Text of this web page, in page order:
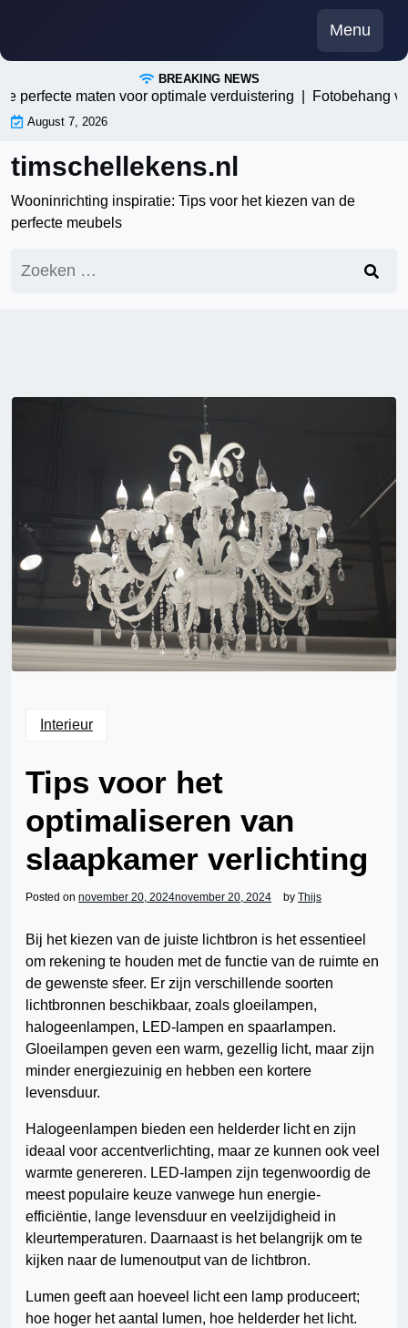
content
Menu
BREAKING NEWS
maten voor optimale verduistering |Fotobehang voor
August 7, 2026
timschellekens.nl
Wooninrichting inspiratie: Tips voor het kiezen van de
perfecte meubels
naar:
Interieur
Tips voor het
optimaliseren van
slaapkamer verlichting
Posted on november 20, 2024november 20, 2024 by Thijs
Bij het kiezen van de juiste lichtbron is het essentieel
om rekening te houden met de functie van de ruimte en
de gewenste sfeer. Er zijn verschillende soorten
lichtbronnen beschikbaar, zoals gloeilampen,
halogeenlampen, LED-lampen en spaarlampen.
Gloeilampen geven een warm, gezellig licht, maar zijn
minder energiezuinig en hebben een kortere
levensduur.
Halogeenlampen bieden een helderder licht en zijn
ideaal voor accentverlichting, maar ze kunnen ook veel
warmte genereren. LED-lampen zijn tegenwoordig de
meest populaire keuze vanwege hun energie-
efficiëntie, lange levensduur en veelzijdigheid in
kleurtemperaturen. Daarnaast is het belangrijk om te
kijken naar de lumenoutput van de lichtbron.
Lumen geeft aan hoeveel licht een lamp produceert;
hoe hoger het aantal lumen, hoe helderder het licht.